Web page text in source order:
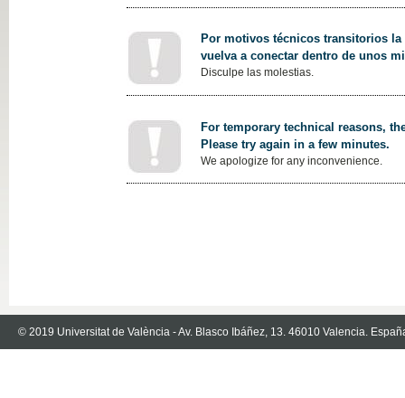
Por motivos técnicos transitorios
vuelva a conectar dentro de unos
Disculpe las molestias.
For temporary technical reasons,
Please try again in a few minutes.
We apologize for any inconvenience.
© 2019 Universitat de València - Av. Blasco Ibáñez, 13. 46010 Valencia.